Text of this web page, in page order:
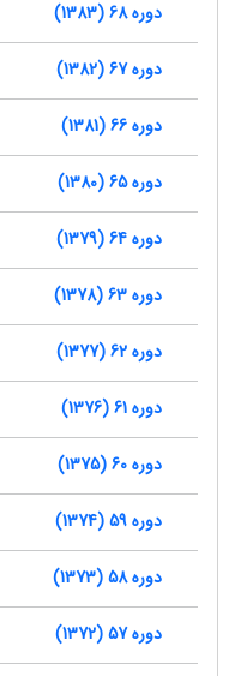
دوره 68 (1383)
دوره 67 (1382)
دوره 66 (1381)
دوره 65 (1380)
دوره 64 (1379)
دوره 63 (1378)
دوره 62 (1377)
دوره 61 (1376)
دوره 60 (1375)
دوره 59 (1374)
دوره 58 (1373)
دوره 57 (1372)